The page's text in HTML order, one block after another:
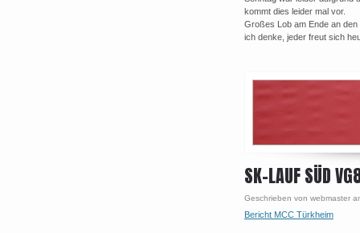
kommt dies leider mal vor.
Großes Lob am Ende an
ich denke, jeder freut sich
SK-LAUF SÜD
Geschrieben von webmaster
Bericht MCC Türkheim